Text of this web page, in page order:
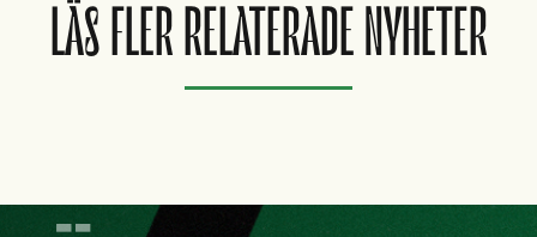
LÄS FLER RELATERADE NYHETER